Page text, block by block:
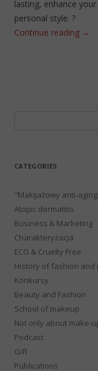
lasting, enhance
personal style. ?
Continue reading →
CATEGORIES
"Makijażowy anti-
Atopic dermatitis
Business & Marketing
Charakteryzacja
ECO & Cruelty Free
History of fashion and
Konkursy
Beauty and Fashion
School of makeup
Not only about make-
Podcast
Gift
Publications